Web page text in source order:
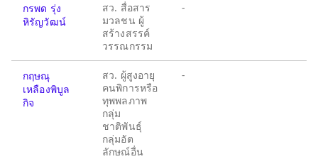
กรพด รุ่ง
หิรัญวัฒน์
สว. สื่อสาร
มวลชน ผู้
สร้างสรรค์
วรรณกรรม
-
กฤษณุ
เหลืองพิบูล
กิจ
สว. ผู้สูงอายุ
คนพิการหรือ
ทุพพลภาพ
กลุ่ม
ชาติพันธุ์
กลุ่มอัต
ลักษณ์อื่น
-